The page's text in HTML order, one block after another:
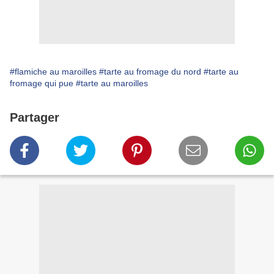
#flamiche au maroilles #tarte au fromage du nord #tarte au
fromage qui pue #tarte au maroilles
Partager